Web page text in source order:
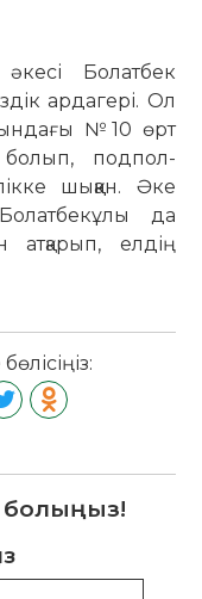
Болатбек
ардагері. Ол
№10 өрт
болып, подпол­
шыққан. Әке
да
ат­қа­рып, елдің
болыңыз!